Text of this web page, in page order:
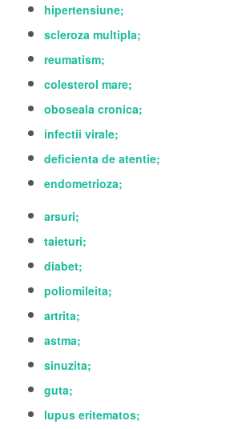
hipertensiune;
scleroza multipla;
reumatism;
colesterol mare;
oboseala cronica;
infectii virale;
deficienta de atentie;
endometrioza;
arsuri;
taieturi;
diabet;
poliomileita;
artrita;
astma;
sinuzita;
guta;
lupus eritematos;